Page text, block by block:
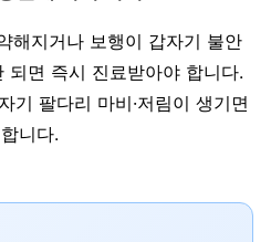
해지거나 보행이 갑자기 불안
되면 즉시 진료받아야 합니다.
기 팔다리 마비·저림이 생기면
니다.